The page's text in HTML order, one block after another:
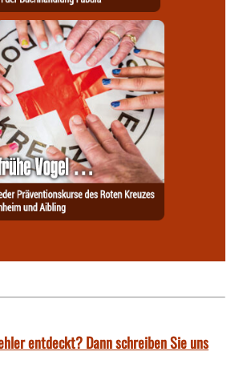
entdeckt? Dann schreiben Sie uns